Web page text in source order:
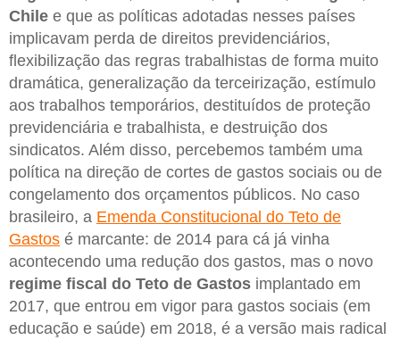
Chile e que as políticas adotadas nesses países
implicavam perda de direitos previdenciários,
flexibilização das regras trabalhistas de forma muito
dramática, generalização da terceirização, estímulo
aos trabalhos temporários, destituídos de proteção
previdenciária e trabalhista, e destruição dos
sindicatos. Além disso, percebemos também uma
política na direção de cortes de gastos sociais ou de
congelamento dos orçamentos públicos. No caso
brasileiro, a Emenda Constitucional do Teto de
Gastos é marcante: de 2014 para cá já vinha
acontecendo uma redução dos gastos, mas o novo
regime fiscal do Teto de Gastos implantado em
2017, que entrou em vigor para gastos sociais (em
educação e saúde) em 2018, é a versão mais radical